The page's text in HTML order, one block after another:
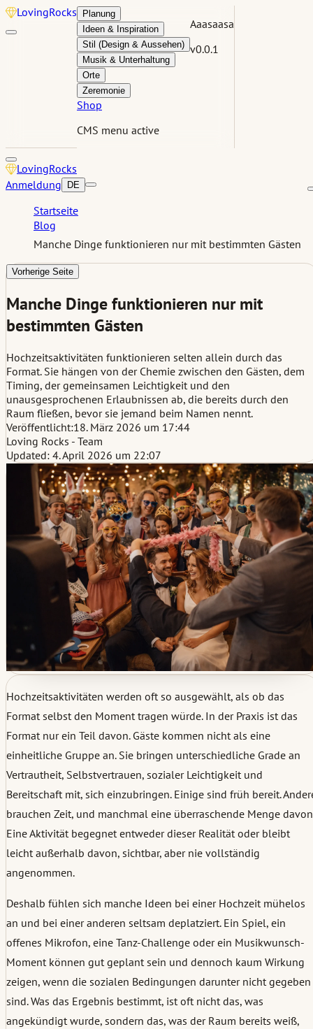
LovingRocks
Planung
Ideen & Inspiration
Stil (Design & Aussehen)
Musik & Unterhaltung
Orte
Zeremonie
Shop
CMS menu active
Aaasaasa
v0.0.1
LovingRocks
Anmeldung
DE
Startseite
Blog
Manche Dinge funktionieren nur mit bestimmten Gästen
Vorherige Seite
Manche Dinge funktionieren nur mit
bestimmten Gästen
Hochzeitsaktivitäten funktionieren selten allein durch das
Format. Sie hängen von der Chemie zwischen den Gästen, dem
Timing, der gemeinsamen Leichtigkeit und den
unausgesprochenen Erlaubnissen ab, die bereits durch den
Raum fließen, bevor sie jemand beim Namen nennt.
Veröffentlicht:18. März 2026 um 17:44
Loving Rocks - Team
Updated: 4. April 2026 um 22:07
Hochzeitsaktivitäten werden oft so ausgewählt, als ob das
Format selbst den Moment tragen würde. In der Praxis ist das
Format nur ein Teil davon. Gäste kommen nicht als eine
einheitliche Gruppe an. Sie bringen unterschiedliche Grade an
Vertrautheit, Selbstvertrauen, sozialer Leichtigkeit und
Bereitschaft mit, sich einzubringen. Einige sind früh bereit.
brauchen Zeit, und manchmal eine überraschende Menge
Eine Aktivität begegnet entweder dieser Realität oder bleibt
leicht außerhalb davon, sichtbar, aber nie vollständig
angenommen.
Deshalb fühlen sich manche Ideen bei einer Hochzeit mühelos
an und bei einer anderen seltsam deplatziert. Ein Spiel, ein
offenes Mikrofon, eine Tanz-Challenge oder ein Musikwunsch-
Moment können gut geplant sein und dennoch kaum Wirkung
zeigen, wenn die sozialen Bedingungen darunter nicht gegeben
sind. Was das Ergebnis bestimmt, ist oft nicht das, was
angekündigt wurde, sondern das, was der Raum bereits weiß,